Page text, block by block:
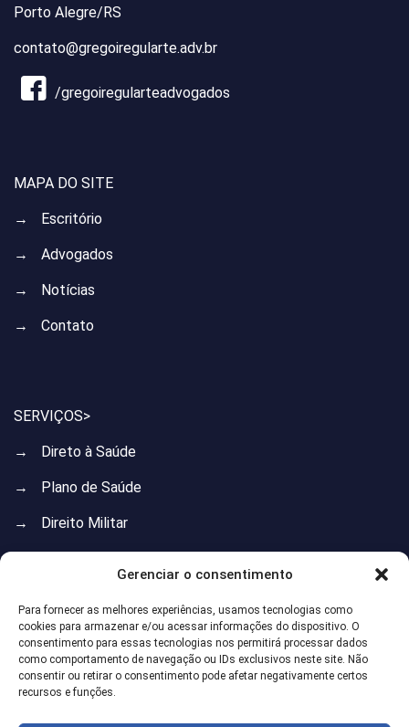
Gerenciar o consentimento
Para fornecer as melhores experiências, usamos tecnologias como
cookies para armazenar e/ou acessar informações do dispositivo. O
consentimento para essas tecnologias nos permitirá processar dados
como comportamento de navegação ou IDs exclusivos neste site. Não
consentir ou retirar o consentimento pode afetar negativamente certos
recursos e funções.
Porto Alegre/RS
contato@gregoiregularte.adv.br
/gregoiregularteadvogados
MAPA DO SITE
→ Escritório
→ Advogados
→ Notícias
→ Contato
SERVIÇOS>
→ Direto à Saúde
→ Plano de Saúde
→ Direito Militar
→ Direito de Família
→ Direito Imobiliário
→ Direito Administrativo